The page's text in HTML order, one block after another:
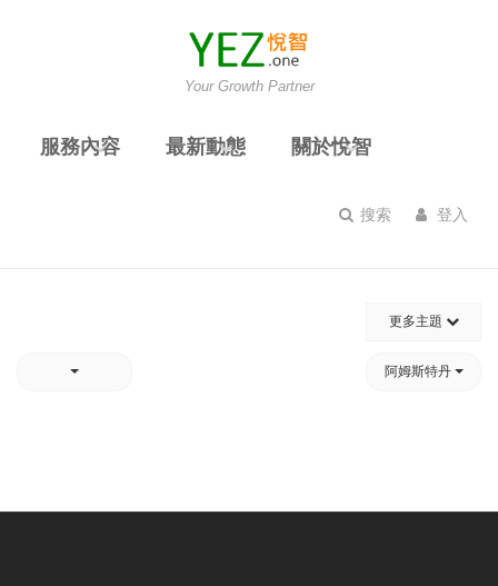
Your Growth Partner
服務內容 最新動態 關於悅智
搜索 登入
更多主題
阿姆斯特丹